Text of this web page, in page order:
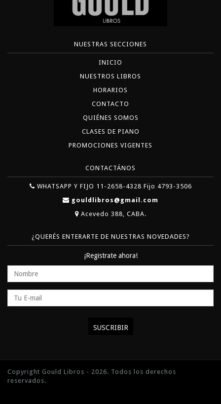
NUESTRAS SECCIONES
INICIO
NUESTROS LIBROS
HORARIOS
CONTACTO
QUIÉNES SOMOS
CLASES DE PIANO
PROMOCIONES VIGENTES
CONTACTÁNOS
WHATSAPP Y FIJO 11-2658-4328 Fijo 4793-3506
gouldlibros@gmail.com
Acevedo 388, CABA.
¿QUERÉS ENTERARTE DE NUESTRAS NOVEDADES?
¡Registrate ahora!
Copyright Gould Libros - 2026. Todos los derechos
reservados.